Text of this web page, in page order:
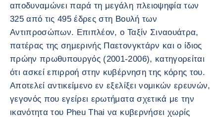
αποδυναμώνει παρά τη μεγάλη πλειοψηφία των
325 από τις 495 έδρες στη Βουλή των
Αντιπροσώπων. Επιπλέον, ο Ταξίν Σιναουάτρα,
πατέρας της σημερινής Παετονγκτάρν και ο ίδιος
πρώην πρωθυπουργός (2001-2006), κατηγορείται
ότι ασκεί επιρροή στην κυβέρνηση της κόρης του.
Αποτελεί αντικείμενο εν εξελίξει νομικών ερευνών,
γεγονός που εγείρει ερωτήματα σχετικά με την
ικανότητα του Pheu Thai να κυβερνήσει χωρίς